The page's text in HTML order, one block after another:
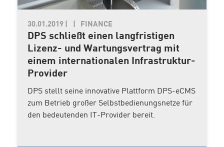
30.01.2019 FINANCE
DPS schließt einen langfristigen
Lizenz- und Wartungsvertrag mit
einem internationalen Infrastruktur-
Provider
DPS stellt seine innovative Plattform DPS-eCMS
zum Betrieb großer Selbstbedienungsnetze für
den bedeutenden IT-Provider bereit.